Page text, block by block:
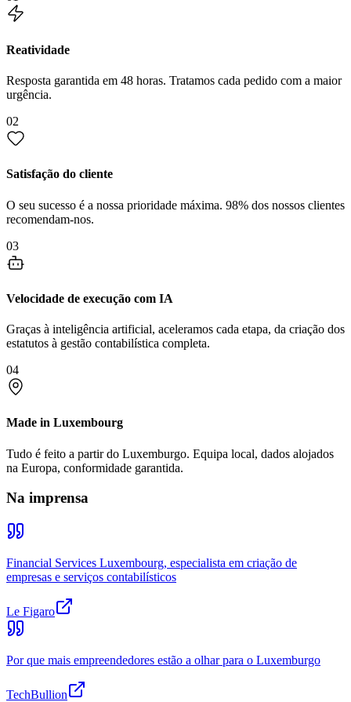
Reatividade
Resposta garantida em 48 horas. Tratamos cada pedido com a maior
urgência.
02
Satisfação do cliente
O seu sucesso é a nossa prioridade máxima. 98% dos nossos clientes
recomendam-nos.
03
Velocidade de execução com IA
Graças à inteligência artificial, aceleramos cada etapa, da criação dos
estatutos à gestão contabilística completa.
04
Made in Luxembourg
Tudo é feito a partir do Luxemburgo. Equipa local, dados alojados
na Europa, conformidade garantida.
Na imprensa
Financial Services Luxembourg, especialista em criação de
empresas e serviços contabilísticos
Le Figaro
Por que mais empreendedores estão a olhar para o Luxemburgo
TechBullion